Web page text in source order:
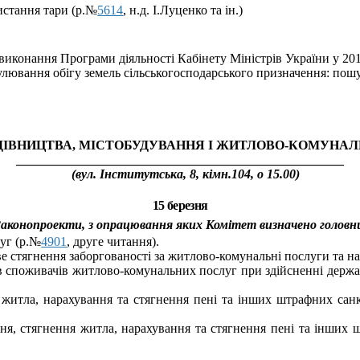
тари (р.№5614, н.д. І.Луценко та ін.)
Програми діяльності Кабінету Міністрів України у
обігу земель сільськогосподарського призначення:
МІСТОБУДУВАННЯ І ЖИТЛОВО-­­­­­­­
(вул. Інститутська, 8, кімн.104, о 15.00)
15 березня
з опрацювання яких Комітет визначено
(р.№4901 , друге читання).
заборгованості за житлово-комунальні послуги та
споживачів житлово-комунальних послуг при здійсненні
нарахування та стягнення пені та інших штрафних
стягнення житла, нарахування та стягнення пені та